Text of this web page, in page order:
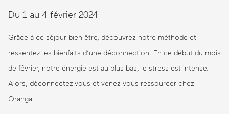
Du 1 au 4 février 2024
Grâce à ce séjour bien-être, découvrez notre méthode et
ressentez les bienfaits d’une déconnection. En ce début du mois
de février, notre énergie est au plus bas, le stress est intense.
Alors, déconnectez-vous et venez vous ressourcer chez
Oranga.